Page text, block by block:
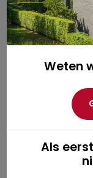
Weten
Als